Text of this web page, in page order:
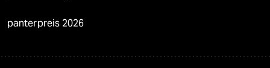
panterpreis 2026